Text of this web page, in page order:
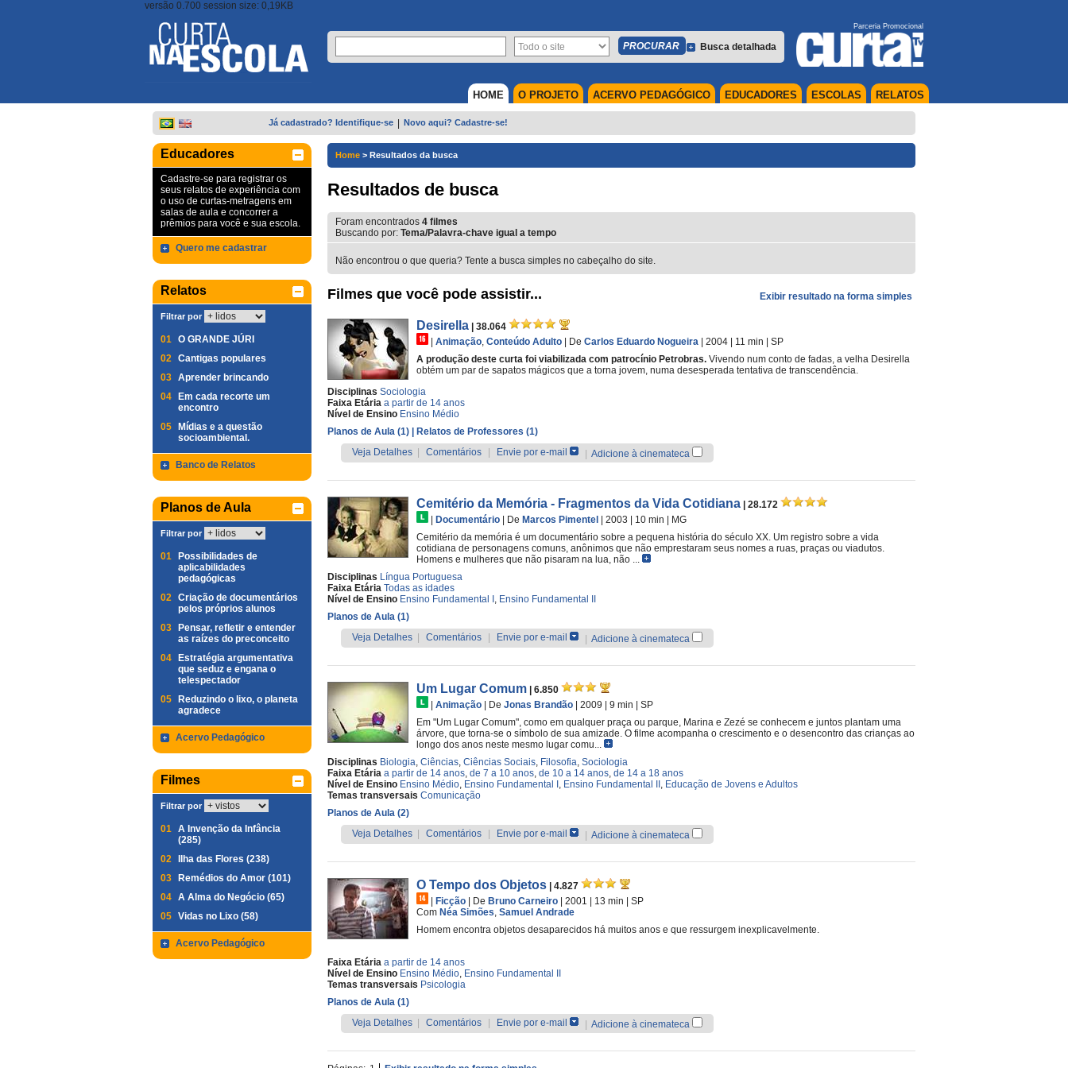
versão 0.700 session size: 0,19KB
Busca detalhada
Parceria Promocional
RELATOS
ESCOLAS
EDUCADORES
ACERVO PEDAGÓGICO
O PROJETO
HOME
Já cadastrado? Identifique-se Novo aqui? Cadastre-se!
Educadores
Cadastre-se para registrar os
seus relatos de experiência com
o uso de curtas-metragens em
salas de aula e concorrer a
prêmios para você e sua escola.
Quero me cadastrar
Relatos
Filtrar por
01 O GRANDE JÚRI
02 Cantigas populares
03 Aprender brincando
04
Em cada recorte um
encontro
05
Mídias e a questão
socioambiental.
Banco de Relatos
Planos de Aula
Filtrar por
01
Possibilidades de
aplicabilidades
pedagógicas
02 Criação de documentários
pelos próprios alunos
03
Pensar, refletir e entender
as raízes do preconceito
04
Estratégia argumentativa
que seduz e engana o
telespectador
05
Reduzindo o lixo, o planeta
agradece
Acervo Pedagógico
Filmes
Filtrar por
01 A Invenção da Infância
(285)
02
Ilha das Flores (238)
03
Remédios do Amor (101)
04 A Alma do Negócio (65)
05 Vidas no Lixo (58)
Acervo Pedagógico
Home > Resultados da busca
Resultados de busca
Foram encontrados 4 filmes
Buscando por: Tema/Palavra-chave igual a tempo
Não encontrou o que queria? Tente a busca simples no cabeçalho do site.
Exibir resultado na forma simples
Filmes que você pode assistir...
Desirella
| 38.064
Animação, Conteúdo Adulto De Carlos Eduardo Nogueira | 2004 | 11 min
SP
A produção deste curta foi viabilizada com patrocínio Petrobras. Vivendo num conto de fadas, a velha Desirella
obtém um par de sapatos mágicos que a torna jovem, numa desesperada tentativa de transcendência.
Disciplinas Sociologia
Faixa Etária a partir de 14 anos
Nível de Ensino Ensino Médio
Planos de Aula (1)
| Relatos de Professores (1)
Veja Detalhes
Comentários Envie por e-mail Adicione à cinemateca
Cemitério da Memória - Fragmentos da Vida Cotidiana
| 28.172
Documentário De Marcos Pimentel | 2003 | 10 min
MG
Cemitério da memória é um documentário sobre a pequena história do século XX. Um registro sobre a vida
cotidiana de personagens comuns, anônimos que não emprestaram seus nomes a ruas, praças ou viadutos.
Homens e mulheres que não pisaram na lua, não ...
Disciplinas Língua Portuguesa
Faixa Etária Todas as idades
Nível de Ensino Ensino Fundamental I , Ensino Fundamental II
Planos de Aula (1)
Veja Detalhes
Comentários Envie por e-mail Adicione à cinemateca
Um Lugar Comum
| 6.850
Animação De Jonas Brandão | 2009 | 9 min
SP
Em "Um Lugar Comum", como em qualquer praça ou parque, Marina e Zezé se conhecem e juntos plantam uma
árvore, que torna-se o símbolo de sua amizade. O filme acompanha o crescimento e o desencontro das crianças ao
longo dos anos neste mesmo lugar comu...
Disciplinas Biologia, Ciências, Ciências Sociais, Filosofia, Sociologia
Faixa Etária a partir de 14 anos, de 7 a 10 anos, de 10 a 14 anos, de 14 a 18 anos
Nível de Ensino Ensino Médio, Ensino Fundamental I , Ensino Fundamental II , Educação de Jovens e Adultos
Temas transversais Comunicação
Planos de Aula (2)
Veja Detalhes
Comentários Envie por e-mail Adicione à cinemateca
O Tempo dos Objetos
| 4.827
Ficção De Bruno Carneiro | 2001 | 13 min
SP
Com Néa Simões, Samuel Andrade
Homem encontra objetos desaparecidos há muitos anos e que ressurgem inexplicavelmente.
Faixa Etária a partir de 14 anos
Nível de Ensino Ensino Médio, Ensino Fundamental II
Temas transversais Psicologia
Planos de Aula (1)
Veja Detalhes
Comentários Envie por e-mail Adicione à cinemateca